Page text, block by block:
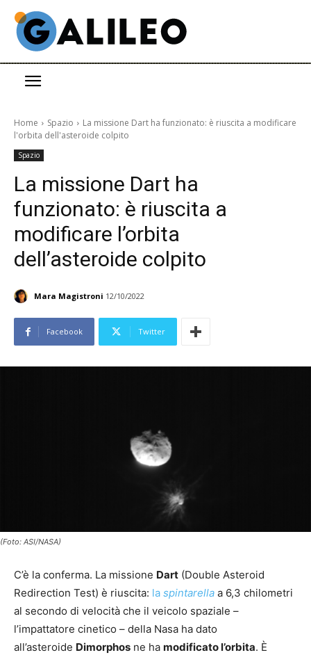
Home Spazio
La missione Dart ha funzionato: è riuscita a modificare
l'orbita dell'asteroide colpito
Spazio
La missione Dart ha
funzionato: è riuscita a
modificare l’orbita
dell’asteroide colpito
Mara Magistroni 12/10/2022
Facebook Twitter
(Foto: ASI/NASA)
C’è la conferma. La missione Dart (Double Asteroid
Redirection Test) è riuscita: la spintarella a 6,3 chilometri
al secondo di velocità che il veicolo spaziale –
l’impattatore cinetico – della Nasa ha dato
all’asteroide Dimorphos ne ha modificato l’orbita. È